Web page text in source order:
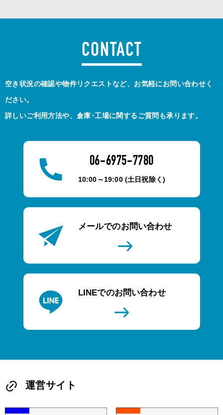
CONTACT
空き状況の確認や物件リクエストなど、お気軽にお問い合わせく
ださい。
詳しいご利用方法や、倉庫･工場に関するご質問も承ります。
06-6975-7780
10:00～19:00 (土日祝除く)
メールでのお問い合わせ
LINEでのお問い合わせ
運営サイト